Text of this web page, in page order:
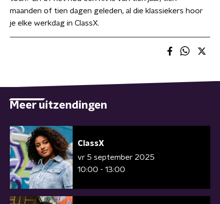
maanden of tien dagen geleden, al die klassiekers hoor
je elke werkdag in ClassX.
Meer uitzendingen
ClassX
vr 5 september 2025
10:00 - 13:00